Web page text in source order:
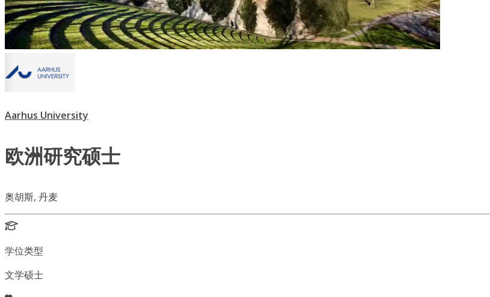
Aarhus University
欧洲研究硕士
奥胡斯, 丹麦
学位类型
文学硕士